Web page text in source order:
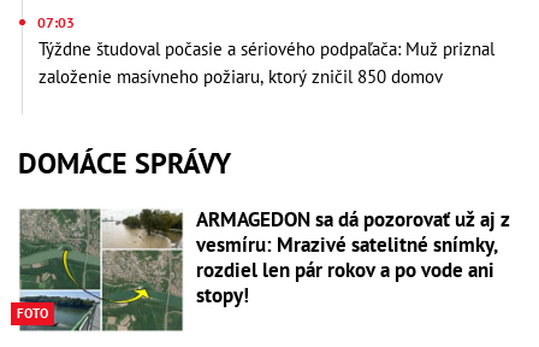
07:03
Týždne študoval počasie a sériového podpaľača: Muž priznal
založenie masívneho požiaru, ktorý zničil 850 domov
DOMÁCE SPRÁVY
FOTO
ARMAGEDON sa dá pozorovať už aj z
vesmíru: Mrazivé satelitné snímky,
rozdiel len pár rokov a po vode ani
stopy!